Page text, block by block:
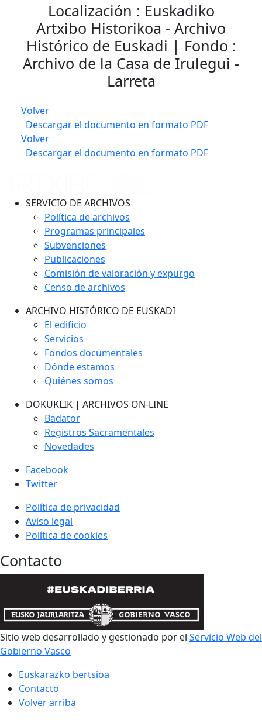
Localización : Euskadiko
Artxibo Historikoa - Archivo
Histórico de Euskadi | Fondo :
Archivo de la Casa de Irulegui -
Larreta
Volver
Descargar el documento en formato PDF
Volver
Descargar el documento en formato PDF
SERVICIO DE ARCHIVOS
Política de archivos
Programas principales
Subvenciones
Publicaciones
Comisión de valoración y expurgo
Censo de archivos
ARCHIVO HISTÓRICO DE EUSKADI
El edificio
Servicios
Fondos documentales
Dónde estamos
Quiénes somos
DOKUKLIK | ARCHIVOS ON-LINE
Badator
Registros Sacramentales
Novedades
Facebook
Twitter
Política de privacidad
Aviso legal
Política de cookies
Contacto
Sitio web desarrollado y gestionado por el Servicio Web del
Gobierno Vasco
Euskarazko bertsioa
Contacto
Volver arriba